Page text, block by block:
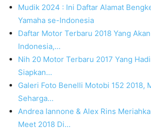
Mudik 2024 : Ini Daftar Alamat
Yamaha se-Indonesia
Daftar Motor Terbaru 2018 Yang
Indonesia,…
Nih 20 Motor Terbaru 2017 Yang
Siapkan…
Galeri Foto Benelli Motobi 152 2018,
Seharga…
Andrea Iannone & Alex Rins
Meet 2018 Di…